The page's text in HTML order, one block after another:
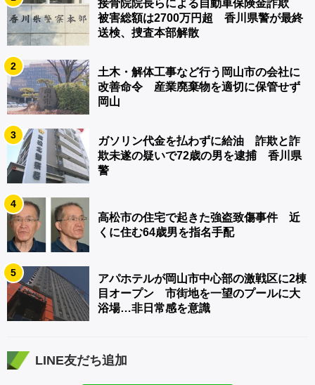
接骨院院長らによる自動車保険金詐欺
被害総額は2700万円超 香川県警が最終
送検、捜査本部解散
2
土木・解体工事など行う岡山市の会社に
改善命令 産業廃棄物を適切に保管せず
岡山
3
ガソリン代金を払わずに給油 詐欺と詐
欺未遂の疑いで72歳の男を逮捕 香川県
警
4
高松市の住宅で起きた強盗致傷事件 近
くに住む64歳男を指名手配
5
アパホテルが岡山市中心部の激戦区に2棟
目オープン 市街地を一望のプールに大
浴場…非日常感を意識
LINE友だち追加